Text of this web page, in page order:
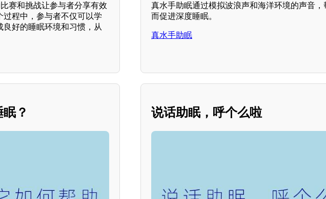
赛和挑战让参与者分享有效
程中，参与者不仅可以学
好的睡眠环境和习惯，从
真水手助眠通过模拟波浪声和海洋环境的声音
而促进深度睡眠。
真水手助眠
？ 说话助眠，呼个么啦